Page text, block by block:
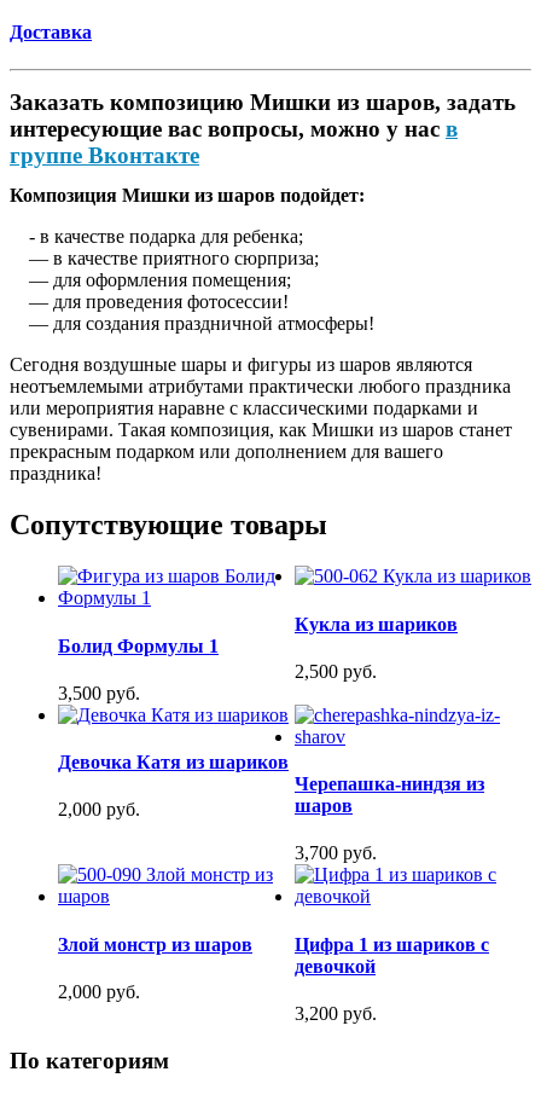
Доставка
Заказать композицию Мишки из шаров, задать
интересующие вас вопросы, можно у нас в
группе Вконтакте
Композиция Мишки из шаров подойдет:
- в качестве подарка для ребенка;
— в качестве приятного сюрприза;
— для оформления помещения;
— для проведения фотосессии!
— для создания праздничной атмосферы!
Сегодня воздушные шары и фигуры из шаров являются
неотъемлемыми атрибутами практически любого праздника
или мероприятия наравне с классическими подарками и
сувенирами. Такая композиция, как Мишки из шаров станет
прекрасным подарком или дополнением для вашего
праздника!
Сопутствующие товары
Болид Формулы 1
3,500 руб.
Кукла из шариков
2,500 руб.
Девочка Катя из шариков
2,000 руб.
Черепашка-ниндзя из
шаров
3,700 руб.
Злой монстр из шаров
2,000 руб.
Цифра 1 из шариков с
девочкой
3,200 руб.
По категориям